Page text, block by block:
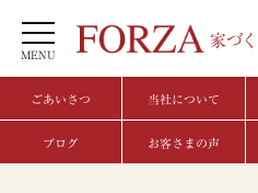
MENU
ごあいさつ 当社について
ブログ お客さまの声